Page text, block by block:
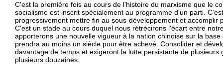
C'est la première fois au cours de l'histoire du marxisme que le
socialisme est inscrit spécialement au programme d'un parti.
progressivement mettre fin au sous-développement et accomplir
C'est un stade au cours duquel nous rétrécirons l'écart entre
apporterons une nouvelle vigueur à la nation chinoise sur la
prendra au moins un siècle pour être achevé. Consolider et
davantage de temps et exigeront la lutte persistante de
plusieurs douzaines.